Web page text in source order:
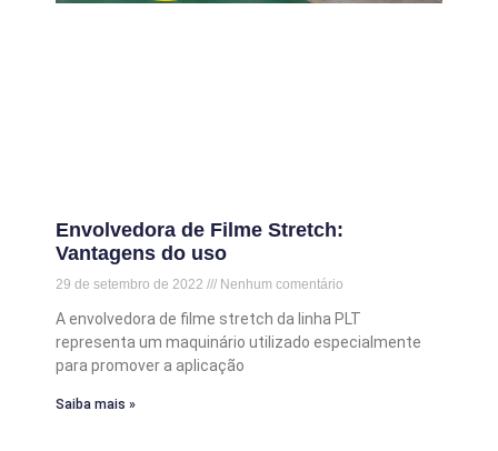
Envolvedora de Filme Stretch:
Vantagens do uso
29 de setembro de 2022 Nenhum comentário
A envolvedora de filme stretch da linha PLT
representa um maquinário utilizado especialmente
para promover a aplicação
Saiba mais »